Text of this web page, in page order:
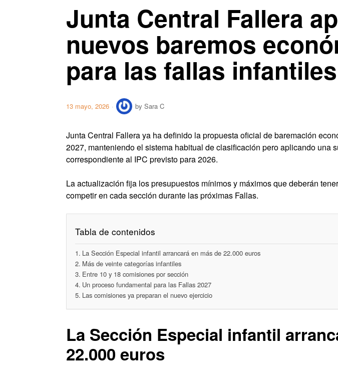
Junta Central Fallera
nuevos baremos
para las fallas
13 mayo, 2026 by Sara C
Junta Central Fallera ya ha definido la propuesta oficial de baremación
2027, manteniendo el sistema habitual de clasificación pero aplicando una
correspondiente al IPC previsto para 2026.
La actualización fija los presupuestos mínimos y máximos que deberán
competir en cada sección durante las próximas Fallas.
Tabla de contenidos
La Sección Especial infantil arrancará en más de 22.000 euros
Más de veinte categorías infantiles
Entre 10 y 18 comisiones por sección
Un proceso fundamental para las Fallas 2027
Las comisiones ya preparan el nuevo ejercicio
La Sección Especial infantil
22.000 euros